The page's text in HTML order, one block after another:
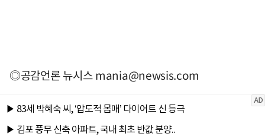
◎공감언론 뉴시스mania@newsis.com